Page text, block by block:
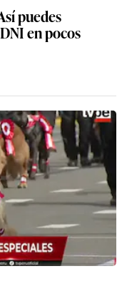
puedes
en pocos